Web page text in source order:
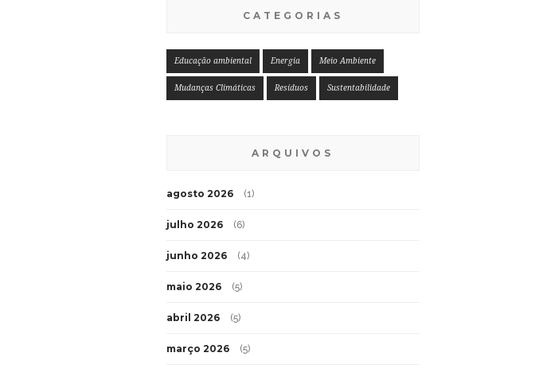
CATEGORIAS
Educação ambiental Energia Meio Ambiente
Mudanças Climáticas Resíduos Sustentabilidade
ARQUIVOS
agosto 2026 (1)
julho 2026 (6)
junho 2026 (4)
maio 2026 (5)
abril 2026 (5)
março 2026 (5)